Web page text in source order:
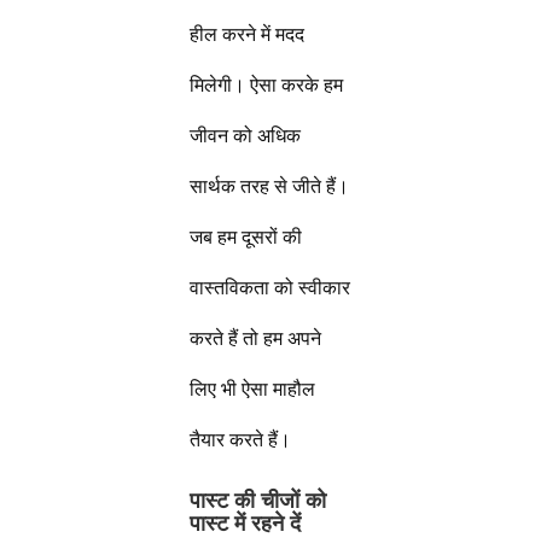
हील करने में मदद
मिलेगी। ऐसा करके हम
जीवन को अधिक
सार्थक तरह से जीते हैं।
जब हम दूसरों की
वास्तविकता को स्वीकार
करते हैं तो हम अपने
लिए भी ऐसा माहौल
तैयार करते हैं।
पास्ट की चीजों को
पास्ट में रहने दें